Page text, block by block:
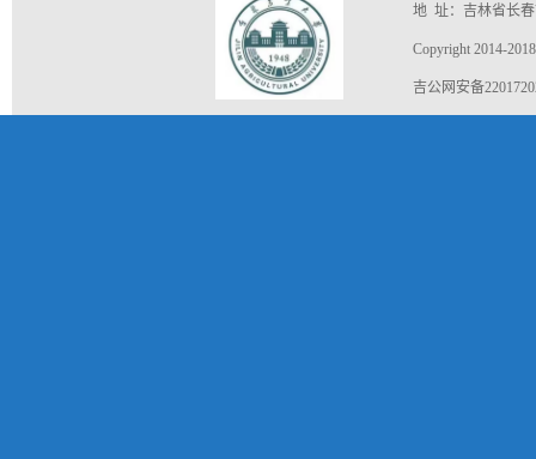
地 址：吉林省长春
Copyright 2014-
吉公网安备